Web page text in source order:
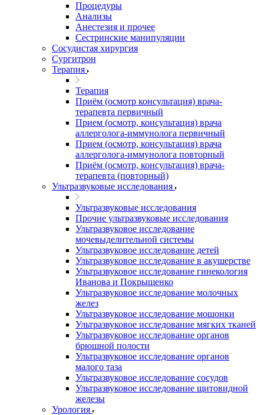
Процедуры
Анализы
Анестезия и прочее
Сестринские манипуляции
Сосудистая хирургия
Сургитрон
Терапия
Терапия
Приём (осмотр консультация) врача-
терапевта первичный
Прием (осмотр, консультация) врача
аллерголога-иммунолога первичный
Прием (осмотр, консультация) врача
аллерголога-иммунолога повторный
Приём (осмотр, консультация) врача-
терапевта (повторный)
Ультразвуковые исследования
Ультразвуковые исследования
Прочие ультразвуковые исследования
Ультразвуковое исследование
мочевыделительной системы
Ультразвуковое исследование детей
Ультразвуковое исследование в акушерстве
Ультразвуковое исследование гинекология
Иванова и Покрыщенко
Ультразвуковое исследование молочных
желез
Ультразвуковое исследование мошонки
Ультразвуковое исследование мягких тканей
Ультразвуковое исследование органов
брюшной полости
Ультразвуковое исследование органов
малого таза
Ультразвуковое исследование сосудов
Ультразвуковое исследование щитовидной
железы
Урология